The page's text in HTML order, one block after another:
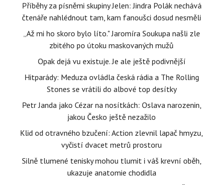
Příběhy za písněmi skupiny Jelen: Jindra Polák nechává
čtenáře nahlédnout tam, kam fanoušci dosud nesměli
„Až mi ho skoro bylo líto." Jaromíra Soukupa našli zle
zbitého po útoku maskovaných mužů
Opak dejá vu existuje. Je ale ještě podivnější
Hitparády: Meduza ovládla česká rádia a The Rolling
Stones se vrátili do albové top desítky
Petr Janda jako Cézar na nosítkách: Oslava narozenin,
jakou Česko ještě nezažilo
Klid od otravného bzučení: Action zlevnil lapač hmyzu,
vyčistí dvacet metrů prostoru
Silně tlumené tenisky mohou tlumit i váš krevní oběh,
ukazuje anatomie chodidla